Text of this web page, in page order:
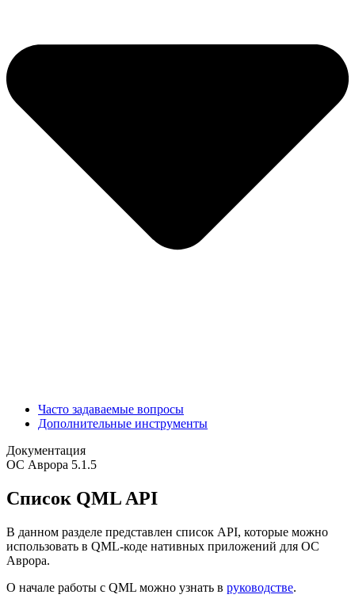
Часто задаваемые вопросы
Дополнительные инструменты
Документация
ОС Аврора 5.1.5
Список QML API
В данном разделе представлен список API, которые можно
использовать в QML-коде нативных приложений для ОС
Аврора.
О начале работы с QML можно узнать в руководстве.